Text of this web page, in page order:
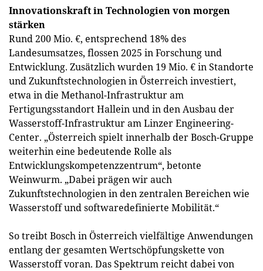
Innovationskraft in Technologien von morgen
stärken
Rund 200 Mio. €, entsprechend 18% des
Landesumsatzes, flossen 2025 in Forschung und
Entwicklung. Zusätzlich wurden 19 Mio. € in Standorte
und Zukunftstechnologien in Österreich investiert,
etwa in die Methanol-Infrastruktur am
Fertigungsstandort Hallein und in den Ausbau der
Wasserstoff-Infrastruktur am Linzer Engineering-
Center. „Österreich spielt innerhalb der Bosch-Gruppe
weiterhin eine bedeutende Rolle als
Entwicklungskompetenzzentrum“, betonte
Weinwurm. „Dabei prägen wir auch
Zukunftstechnologien in den zentralen Bereichen wie
Wasserstoff und softwaredefinierte Mobilität.“
So treibt Bosch in Österreich vielfältige Anwendungen
entlang der gesamten Wertschöpfungskette von
Wasserstoff voran. Das Spektrum reicht dabei von